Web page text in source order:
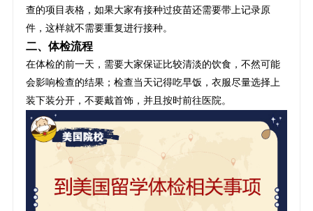
查的项目表格，如果大家有接种过疫苗还需要带上记录原
件，这样就不需要重复进行接种。
二、体检流程
在体检的前一天，需要大家保证比较清淡的饮食，不然可能
会影响检查的结果；检查当天记得吃早饭，衣服尽量选择上
装下装分开，不要戴首饰，并且按时前往医院。